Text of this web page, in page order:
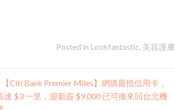
Posted in Lookfantastic, 美容護膚
【Citi Bank Premier Miles】網購最抵信用卡，
達 $3 一里，迎新簽 $9,000 已可換來回台北機